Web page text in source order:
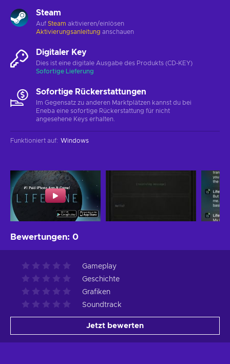
Steam
Auf Steam aktivieren/einlösen
Aktivierungsanleitung anschauen
Digitaler Key
Dies ist eine digitale Ausgabe des Produkts (CD-KEY)
Sofortige Lieferung
Sofortige Rückerstattungen
Im Gegensatz zu anderen Marktplätzen kannst du bei
Eneba eine sofortige Rückerstattung für nicht
angesehene Keys erhalten.
Funktioniert auf: Windows
Bewertungen: 0
Gameplay
Geschichte
Grafiken
Soundtrack
Jetzt bewerten